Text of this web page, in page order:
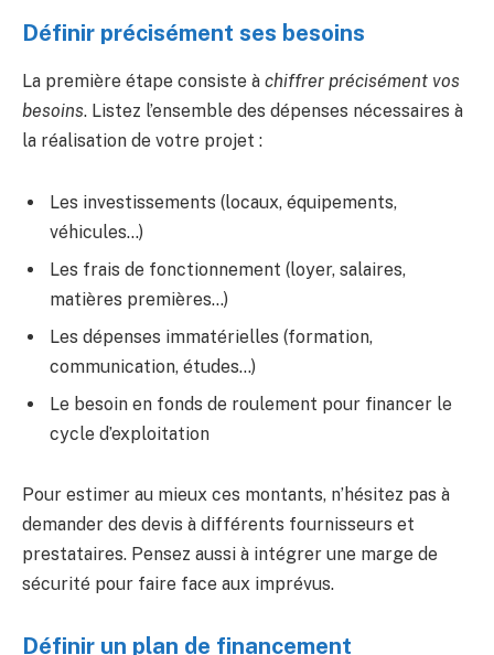
Définir précisément ses besoins
La première étape consiste à chiffrer précisément vos
besoins. Listez l’ensemble des dépenses nécessaires à
la réalisation de votre projet :
Les investissements (locaux, équipements,
véhicules…)
Les frais de fonctionnement (loyer, salaires,
matières premières…)
Les dépenses immatérielles (formation,
communication, études…)
Le besoin en fonds de roulement pour financer le
cycle d’exploitation
Pour estimer au mieux ces montants, n’hésitez pas à
demander des devis à différents fournisseurs et
prestataires. Pensez aussi à intégrer une marge de
sécurité pour faire face aux imprévus.
Définir un plan de financement